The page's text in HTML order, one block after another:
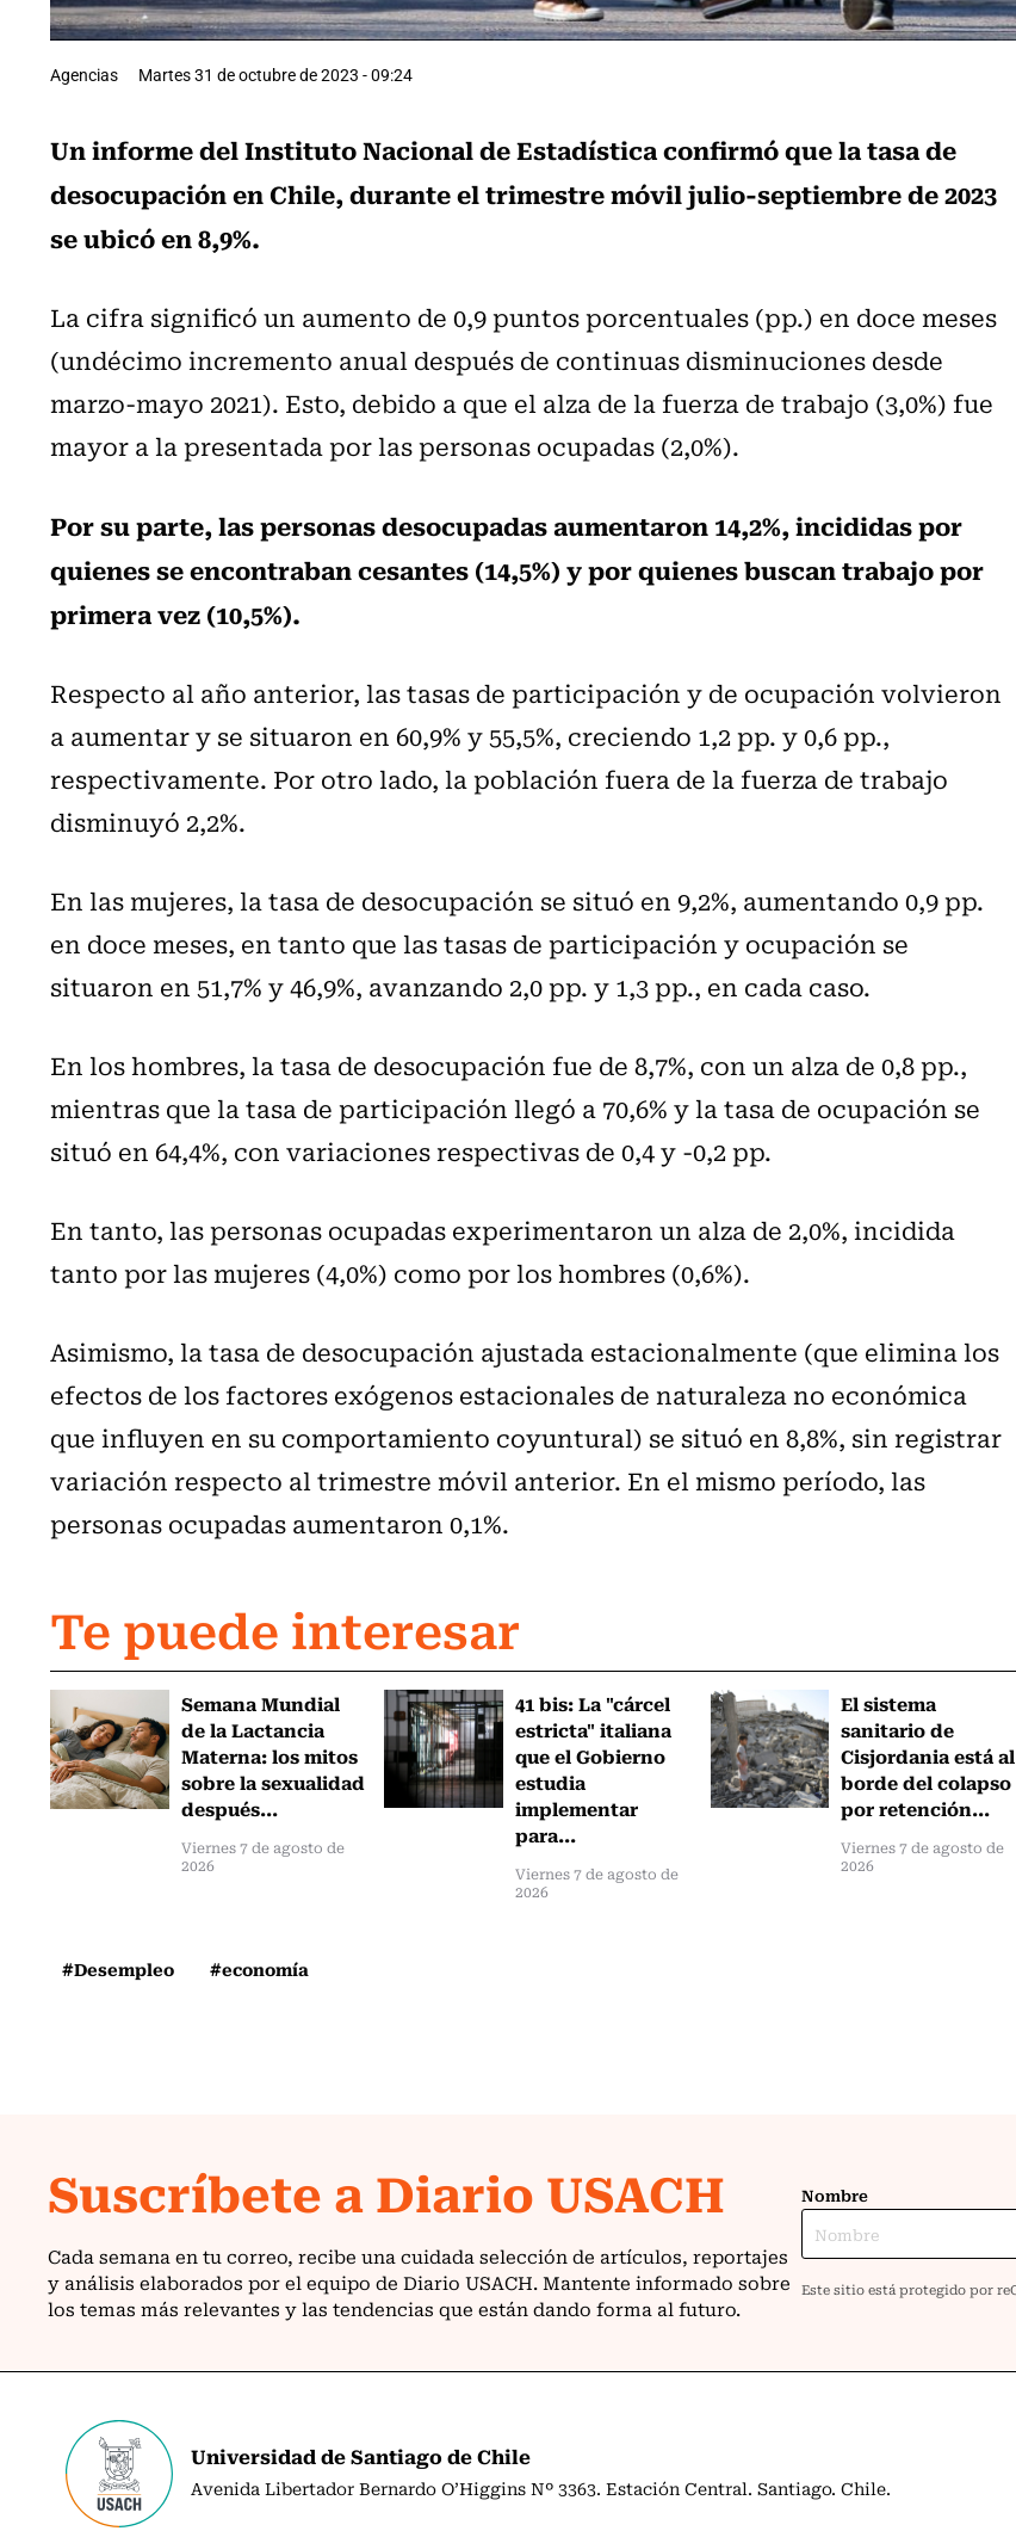
Agencias Martes 31 de octubre de 2023 - 09:24
Un informe del Instituto Nacional de Estadística confirmó que la tasa de
desocupación en Chile, durante el trimestre móvil julio-septiembre de 2023
se ubicó en 8,9%.
La cifra significó un aumento de 0,9 puntos porcentuales (pp.) en doce meses
(undécimo incremento anual después de continuas disminuciones desde
marzo-mayo 2021). Esto, debido a que el alza de la fuerza de trabajo (3,0%) fue
mayor a la presentada por las personas ocupadas (2,0%).
Por su parte, las personas desocupadas aumentaron 14,2%, incididas por
quienes se encontraban cesantes (14,5%) y por quienes buscan trabajo por
primera vez (10,5%).
Respecto al año anterior, las tasas de participación y de ocupación volvieron
a aumentar y se situaron en 60,9% y 55,5%, creciendo 1,2 pp. y 0,6 pp.,
respectivamente. Por otro lado, la población fuera de la fuerza de trabajo
disminuyó 2,2%.
En las mujeres, la tasa de desocupación se situó en 9,2%, aumentando 0,9 pp.
en doce meses, en tanto que las tasas de participación y ocupación se
situaron en 51,7% y 46,9%, avanzando 2,0 pp. y 1,3 pp., en cada caso.
En los hombres, la tasa de desocupación fue de 8,7%, con un alza de 0,8 pp.,
mientras que la tasa de participación llegó a 70,6% y la tasa de ocupación se
situó en 64,4%, con variaciones respectivas de 0,4 y -0,2 pp.
En tanto, las personas ocupadas experimentaron un alza de 2,0%, incidida
tanto por las mujeres (4,0%) como por los hombres (0,6%).
Asimismo, la tasa de desocupación ajustada estacionalmente (que elimina los
efectos de los factores exógenos estacionales de naturaleza no económica
que influyen en su comportamiento coyuntural) se situó en 8,8%, sin registrar
variación respecto al trimestre móvil anterior. En el mismo período, las
personas ocupadas aumentaron 0,1%.
Te puede interesar
Semana Mundial
de la Lactancia
Materna: los mitos
sobre la sexualidad
después...
Viernes 7 de agosto de
2026
41 bis: La "cárcel
estricta" italiana
que el Gobierno
estudia
implementar
para...
Viernes 7 de agosto de
2026
El sistema
sanitario de
Cisjordania está al
borde del colapso
por retención...
Viernes 7 de agosto de
2026
#Desempleo #economía
Universidad de Santiago de Chile
Avenida Libertador Bernardo O’Higgins Nº 3363. Estación Central. Santiago. Chile.